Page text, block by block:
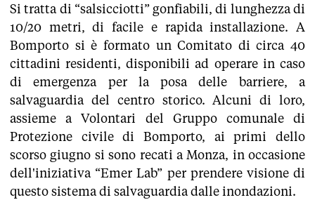
Si tratta di “salsicciotti” gonfiabili, di lunghezza di
10/20 metri, di facile e rapida installazione. A
Bomporto si è formato un Comitato di circa 40
cittadini residenti, disponibili ad operare in caso
di emergenza per la posa delle barriere, a
salvaguardia del centro storico. Alcuni di loro,
assieme a Volontari del Gruppo comunale di
Protezione civile di Bomporto, ai primi dello
scorso giugno si sono recati a Monza, in occasione
dell'iniziativa “Emer Lab” per prendere visione di
questo sistema di salvaguardia dalle inondazioni.